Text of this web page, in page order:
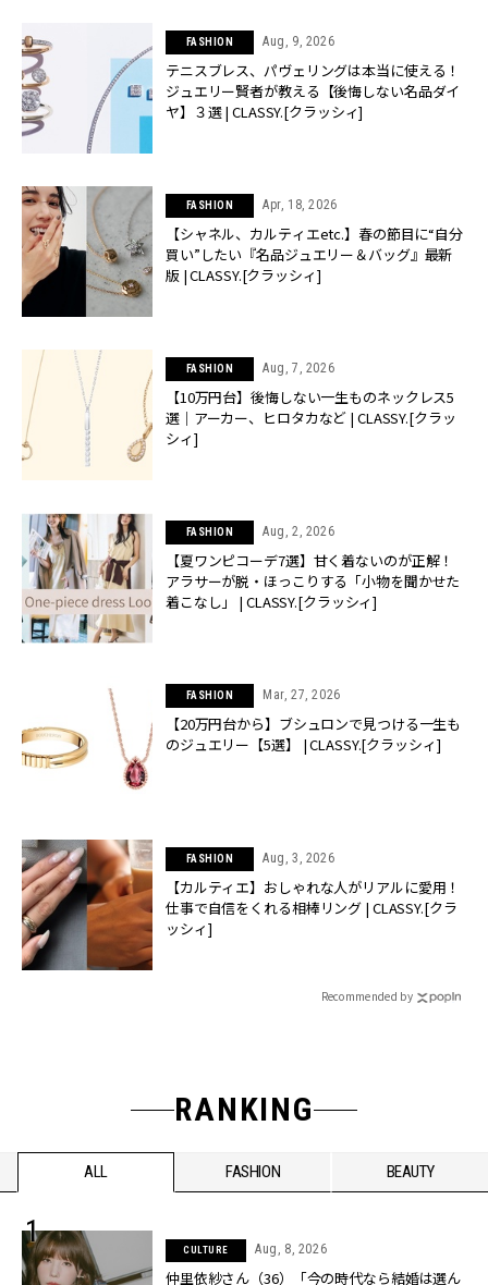
FASHION Aug, 9, 2026
テニスブレス、パヴェリングは本当に使える！
ジュエリー賢者が教える【後悔しない名品ダイ
ヤ】３選 | CLASSY.[クラッシィ]
FASHION Apr, 18, 2026
【シャネル、カルティエetc.】春の節目に“自分
買い”したい『名品ジュエリー＆バッグ』最新
版 | CLASSY.[クラッシィ]
FASHION Aug, 7, 2026
【10万円台】後悔しない一生ものネックレス5
選｜アーカー、ヒロタカなど | CLASSY.[クラッ
シィ]
FASHION Aug, 2, 2026
【夏ワンピコーデ7選】甘く着ないのが正解！
アラサーが脱・ほっこりする「小物を聞かせた
着こなし」 | CLASSY.[クラッシィ]
FASHION Mar, 27, 2026
【20万円台から】ブシュロンで見つける一生も
のジュエリー【5選】 | CLASSY.[クラッシィ]
FASHION Aug, 3, 2026
【カルティエ】おしゃれな人がリアルに愛用！
仕事で自信をくれる相棒リング | CLASSY.[クラ
ッシィ]
Recommended by
RANKING
ALL FASHION BEAUTY
CULTURE Aug, 8, 2026
仲里依紗さん（36）「今の時代なら結婚は選ん